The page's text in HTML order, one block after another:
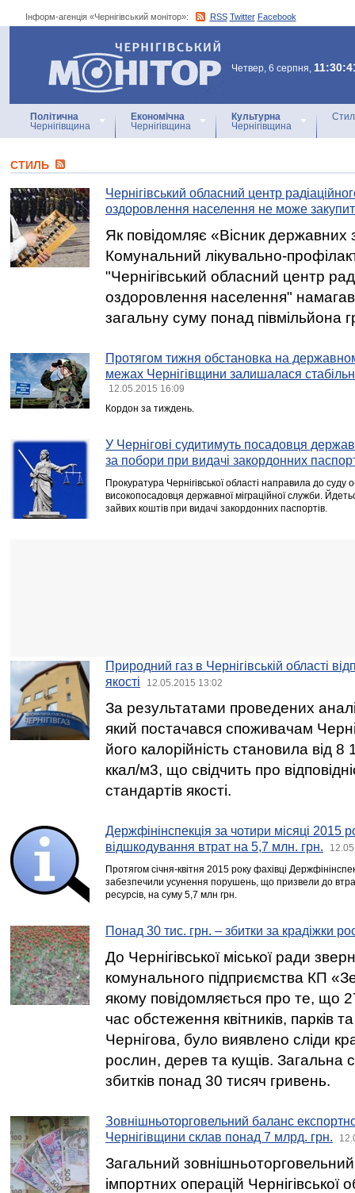
Інформ-агенція «Чернігівський монітор»: RSS Twitter Facebook
Інформ-агенція
«Чернігівський монітор»
Четвер, 6 серпня,
Політична
Чернігівщина
Економічна
Чернігівщина
Культурна
Чернігівщина
СТИЛЬ
Чернігівський обласний центр
оздоровлення населення не може
Як повідомляє «Вісник державних
Комунальний лікувально-
"Чернігівський обласний центр
оздоровлення населення"
загальну суму понад півмільйона
Протягом тижня обстановка на
межах Чернігівщини залишалася
12.05.2015 16:09
Кордон за тиждень.
У Чернігові судитимуть посадовця
за побори при видачі закордонних
Прокуратура Чернігівської області направила до
високопосадовця державної міграційної служби.
зайвих коштів при видачі закордонних паспортів.
Природний газ в Чернігівській області
якості
12.05.2015 13:02
За результатами проведених
який постачався споживачам
його калорійність становила від
ккал/м3, що свідчить про
стандартів якості.
Держфінінспекція за чотири місяці 2015
відшкодування втрат на 5,7 млн. грн.
Протягом січня-квітня 2015 року фахівці
забезпечили усунення порушень, що призвели до
ресурсів, на суму 5,7 млн грн.
Понад 30 тис. грн. – збитки за крадіжки
До Чернігівської міської ради
комунального підприємства КП
якому повідомляється про те, що
час обстеження квітників, парків
Чернігова, було виявлено сліди
рослин, дерев та кущів. Загальна
збитків понад 30 тисяч гривень.
Зовнішньоторговельний баланс
Чернігівщини склав понад 7 млрд. грн.
Загальний
імпортних операцій Чернігівської